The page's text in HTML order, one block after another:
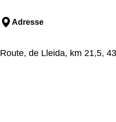
Adresse
Route, de Lleida, km 21,5,